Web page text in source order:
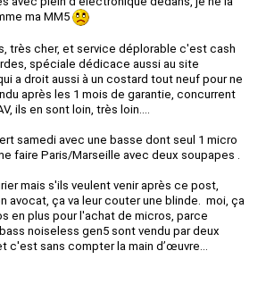
ma MM5
très cher, et service déplorable c'est cash
spéciale dédicace aussi au site
a droit aussi à un costard tout neuf pour ne
après les 1 mois de garantie, concurrent
ils en sont loin, très loin....
samedi avec une basse dont seul 1 micro
faire Paris/Marseille avec deux soupapes .
mais s'ils veulent venir après ce post,
avocat, ça va leur couter une blinde. moi, ça
en plus pour l'achat de micros, parce
noiseless gen5 sont vendu par deux
c'est sans compter la main d’œuvre...